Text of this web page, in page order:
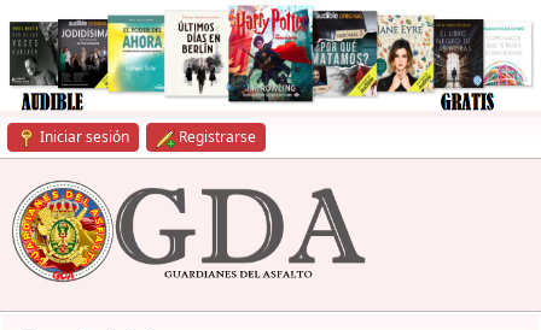
Iniciar sesión Registrarse